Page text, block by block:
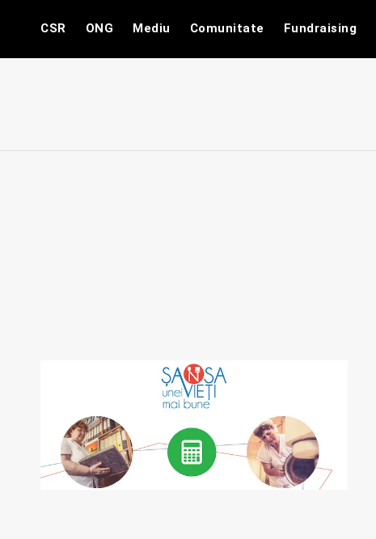
CSR ONG Mediu Comunitate Fundraising